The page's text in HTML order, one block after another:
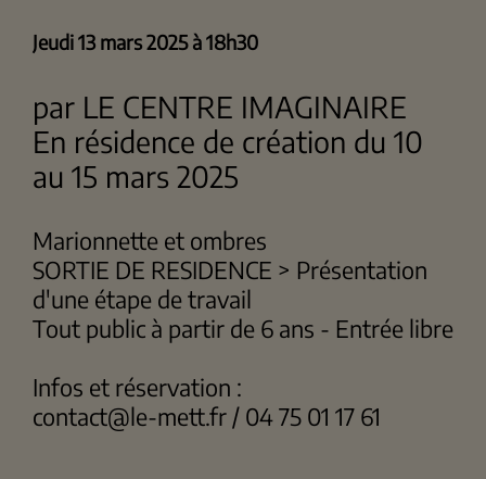
Jeudi 13 mars 2025 à 18h30
par LE CENTRE IMAGINAIRE
En résidence de création du 10
au 15 mars 2025
Marionnette et ombres
SORTIE DE RESIDENCE > Présentation
d'une étape de travail
Tout public à partir de 6 ans - Entrée libre
Infos et réservation :
contact@le-mett.fr / 04 75 01 17 61